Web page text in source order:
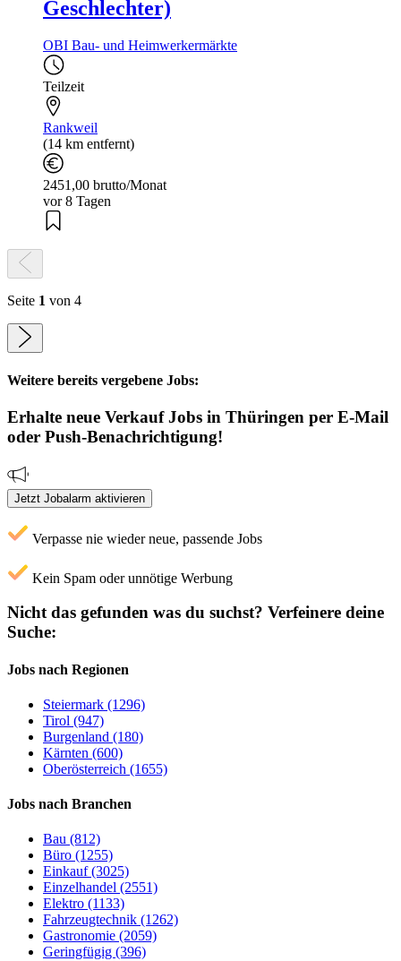
Geschlechter)
OBI Bau- und Heimwerkermärkte
Teilzeit
Rankweil
(14 km entfernt)
2451,00 brutto/Monat
vor 8 Tagen
Seite 1 von 4
Weitere bereits vergebene Jobs:
Erhalte neue VerkaufJobs in Thüringen per E-Mail
oder Push-Benachrichtigung!
Jetzt Jobalarm aktivieren
Verpasse nie wieder neue, passende Jobs
Kein Spam oder unnötige Werbung
Nicht das gefunden was du suchst? Verfeinere deine
Suche:
Jobs nach Regionen
Steiermark (1296)
Tirol (947)
Burgenland (180)
Kärnten (600)
Oberösterreich (1655)
Jobs nach Branchen
Bau (812)
Büro (1255)
Einkauf (3025)
Einzelhandel (2551)
Elektro (1133)
Fahrzeugtechnik (1262)
Gastronomie (2059)
Geringfügig (396)